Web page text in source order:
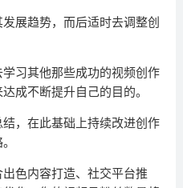
展趋势，而后适时去调整创
习其他那些成功的视频创作
成不断提升自己的目的。
，在此基础上持续改进创作
色内容打造、社交平台推